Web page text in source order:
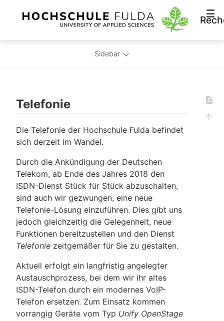
Sidebar
Telefonie
Die Telefonie der Hochschule Fulda befindet
sich derzeit im Wandel.
Durch die Ankündigung der Deutschen
Telekom, ab Ende des Jahres 2018 den
ISDN-Dienst Stück für Stück abzuschalten,
sind auch wir gezwungen, eine neue
Telefonie-Lösung einzuführen. Dies gibt uns
jedoch gleichzeitig die Gelegenheit, neue
Funktionen bereitzustellen und den Dienst
Telefonie zeitgemäßer für Sie zu gestalten.
Aktuell erfolgt ein langfristig angelegter
Austauschprozess, bei dem wir ihr altes
ISDN-Telefon durch ein modernes VoIP-
Telefon ersetzen. Zum Einsatz kommen
vorrangig Geräte vom Typ Unify OpenStage